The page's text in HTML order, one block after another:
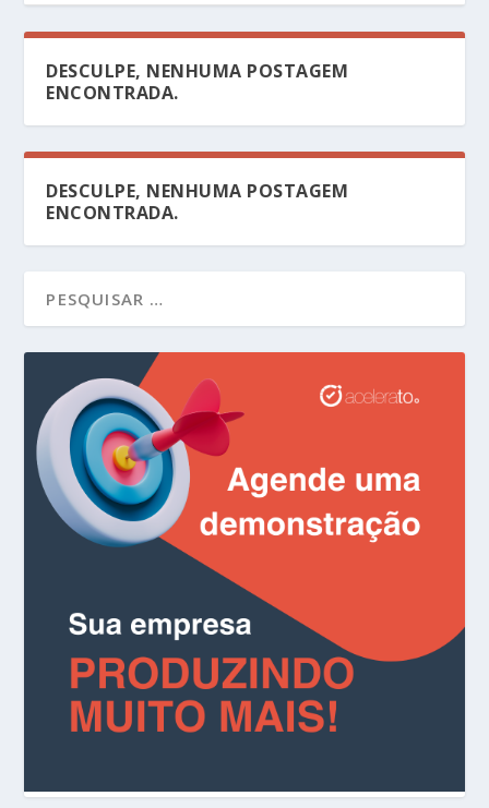
DESCULPE, NENHUMA POSTAGEM
ENCONTRADA.
DESCULPE, NENHUMA POSTAGEM
ENCONTRADA.